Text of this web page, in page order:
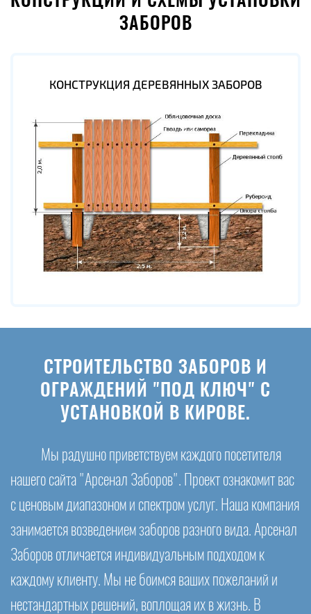
ЗАБОРОВ
КОНСТРУКЦИЯ ДЕРЕВЯННЫХ ЗАБОРОВ
СТРОИТЕЛЬСТВО ЗАБОРОВ И
ОГРАЖДЕНИЙ "ПОД КЛЮЧ" С
УСТАНОВКОЙ В КИРОВЕ.
Мы радушно приветствуем каждого посетителя
нашего сайта "Арсенал Заборов". Проект ознакомит вас
с ценовым диапазоном и спектром услуг. Наша компания
занимается возведением заборов разного вида. Арсенал
Заборов отличается индивидуальным подходом к
каждому клиенту. Мы не боимся ваших пожеланий и
нестандартных решений, воплощая их в жизнь. В